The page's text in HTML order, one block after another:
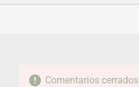
FACEBOOKTWITTERFLIPBOARD
E-
WHATSAPP
Comentarios cerrados